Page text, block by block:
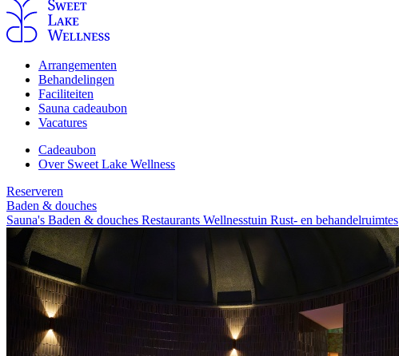
Arrangementen
Behandelingen
Faciliteiten
Sauna cadeaubon
Vacatures
Cadeaubon
Over Sweet Lake Wellness
Reserveren
Baden & douches
Sauna's Baden & douches Restaurants Wellnesstuin Rust- en behandelruimtes